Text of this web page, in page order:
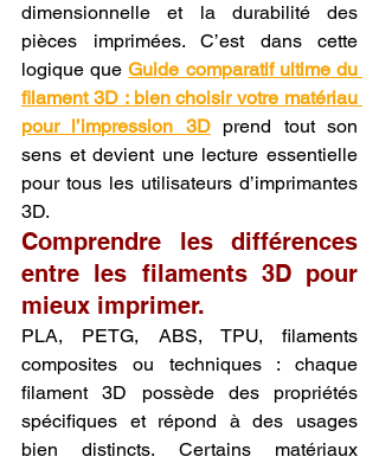
dimensionnelle et la durabilité des
pièces imprimées. C’est dans cette
logique que Guide comparatif ultime du
filament 3D : bien choisir votre matériau
pour l’impression 3D prend tout son
sens et devient une lecture essentielle
pour tous les utilisateurs d’imprimantes
3D.
Comprendre les différences
entre les filaments 3D pour
mieux imprimer.
PLA, PETG, ABS, TPU, filaments
composites ou techniques : chaque
filament 3D possède des propriétés
spécifiques et répond à des usages
bien distincts. Certains matériaux